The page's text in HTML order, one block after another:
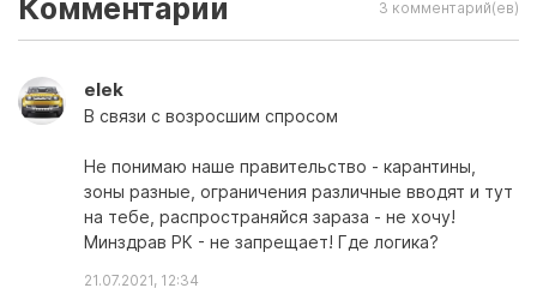
Комментарии 3 комментарий(ев)
elek
В связи с возросшим спросом
Не понимаю наше правительство - карантины,
зоны разные, ограничения различные вводят и тут
на тебе, распространяйся зараза - не хочу!
Минздрав РК - не запрещает! Где логика?
21.07.2021, 12:34